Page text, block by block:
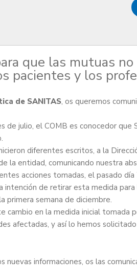
que las mutuas
pacientes y los
de SANITAS, os queremos
de julio, el COMB es conocedor que
diferentes escritos, a la
la entidad, comunicando nuestra
acciones tomadas, el pasado
intención de retirar esta medida
primera semana de diciembre.
cambio en la medida inicial tomada
afectadas, y así lo hemos
informaciones, os las